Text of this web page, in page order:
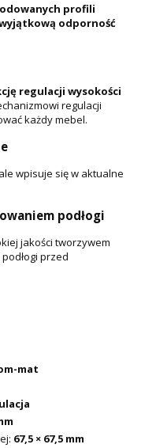
profili
odporność
regulacji wysokości
regulacji
każdy mebel.
wpisuje się w aktualne
podłogi
jakości tworzywem
przed
mat
67,5 × 67,5 mm